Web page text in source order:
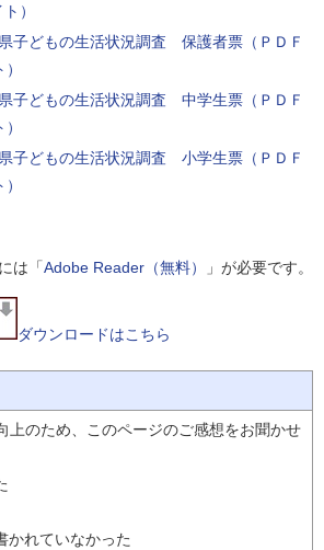
）
子どもの生活状況調査 保護者票（ＰＤＦ
子どもの生活状況調査 中学生票（ＰＤＦ
子どもの生活状況調査 小学生票（ＰＤＦ
は「Adobe Reader（無料） 」が必要です。
ダウンロードはこちら
上のため、このページのご感想をお聞かせ
かれていなかった